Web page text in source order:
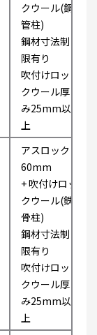
クウール(鋼
管柱)
鋼材寸法制
限有り
吹付けロッ
クウール厚
み25mm以
上
アスロック
60mm
+ 吹付けロッ
クウール(鉄
骨柱)
鋼材寸法制
限有り
吹付けロッ
クウール厚
み25mm以
上